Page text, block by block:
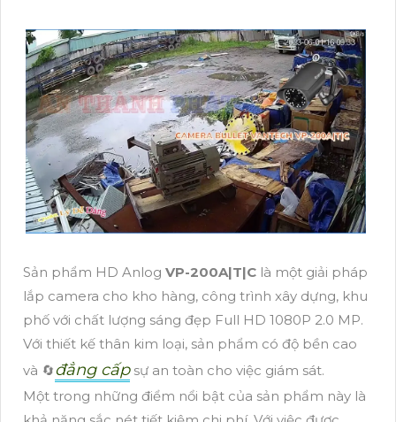
Sản phẩm HD Anlog VP-200A|T|C là một giải pháp
lắp camera cho kho hàng, công trình xây dựng, khu
phố với chất lượng sáng đẹp Full HD 1080P 2.0 MP.
Với thiết kế thân kim loại, sản phẩm có độ bền cao
và 🔄đẳng cấpsự an toàn cho việc giám sát.
Một trong những điểm nổi bật của sản phẩm này là